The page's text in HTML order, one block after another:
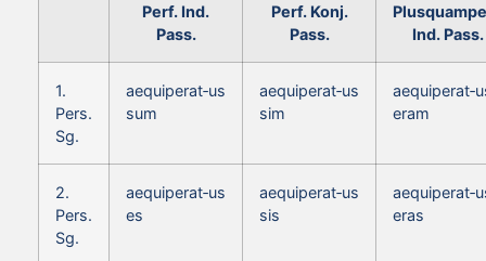
Perf. Ind.
Pass.
Perf. Konj.
Pass.
Ind. Pass.
1.
Pers.
Sg.
aequiperat‑us
sum
aequiperat‑us
sim
eram
2.
Pers.
Sg.
aequiperat‑us
es
aequiperat‑us
sis
eras